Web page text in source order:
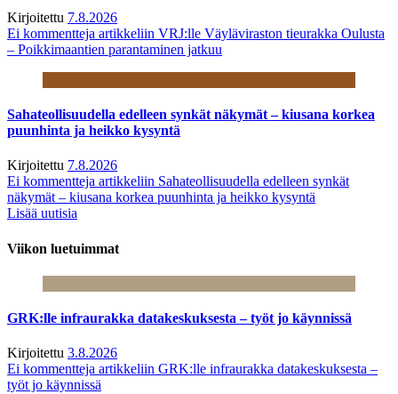
Kirjoitettu 7.8.2026
Ei kommentteja artikkeliin VRJ:lle Väyläviraston tieurakka Oulusta
– Poikkimaantien parantaminen jatkuu
Sahateollisuudella edelleen synkät näkymät – kiusana korkea
puunhinta ja heikko kysyntä
Kirjoitettu 7.8.2026
Ei kommentteja artikkeliin Sahateollisuudella edelleen synkät
näkymät – kiusana korkea puunhinta ja heikko kysyntä
Lisää uutisia
Viikon luetuimmat
GRK:lle infraurakka datakeskuksesta – työt jo käynnissä
Kirjoitettu 3.8.2026
Ei kommentteja artikkeliin GRK:lle infraurakka datakeskuksesta –
työt jo käynnissä